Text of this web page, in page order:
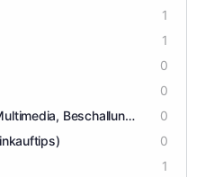
1
1
0
0
Beschallung usw.
0
0
1